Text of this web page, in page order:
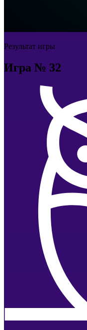
Результат игры
Игра № 32